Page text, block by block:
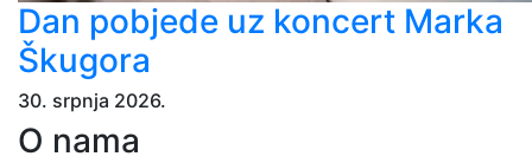
Dan pobjede uz koncert Marka
Škugora
30. srpnja 2026.
O nama